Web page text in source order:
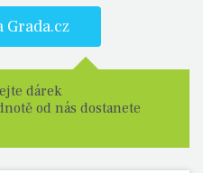
dárek
od nás dostanete